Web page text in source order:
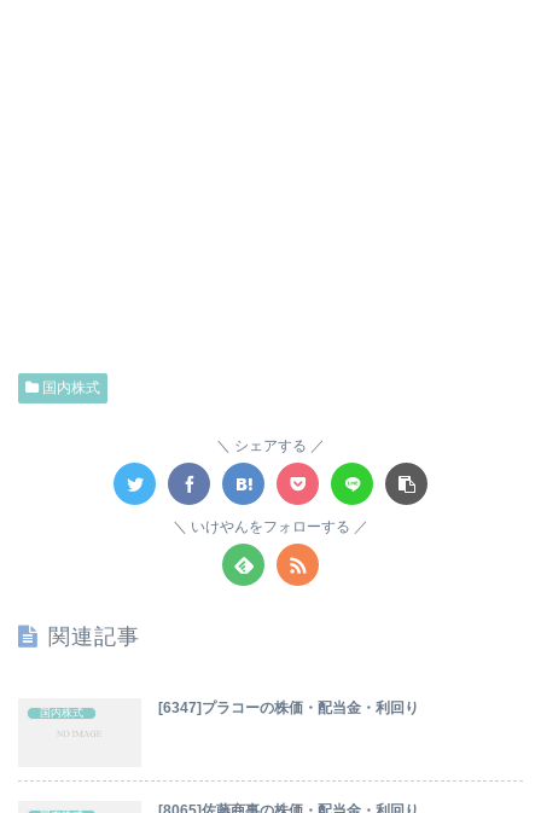
国内株式
シェアする
いけやんをフォローする
関連記事
国内株式 [6347]プラコーの株価・配当金・利回り